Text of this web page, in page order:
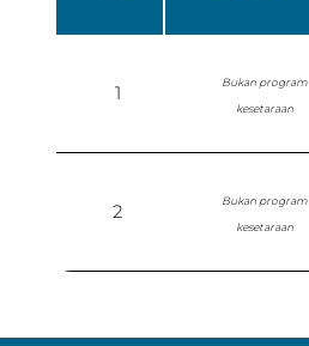
1
Bukan program
kesetaraan
2
Bukan program
kesetaraan